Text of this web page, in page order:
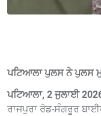
ਪਟਿਆਲਾ ਪੁਲਸ ਨੇ ਪੁਲਸ
ਪਟਿਆਲਾ, 2 ਜੁਲਾਈ
ਰਾਜਪੁਰਾ ਰੋਡ-ਸੰਗਰੂਰ